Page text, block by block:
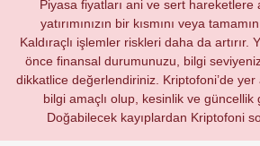
Piyasa fiyatları ani ve sert hareketlere
yatırımınızın bir kısmını veya
Kaldıraçlı işlemler riskleri daha da artırır.
önce finansal durumunuzu, bilgi
dikkatlice değerlendiriniz. Kriptofoni’de
bilgi amaçlı olup, kesinlik ve güncellik
Doğabilecek kayıplardan Kriptofoni